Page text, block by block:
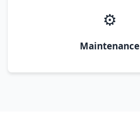
⚙️
Maintenance